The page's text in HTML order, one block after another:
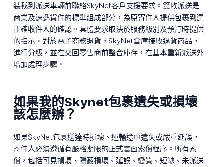
裝載到派送車輛前聯絡SkyNet客戶支援要求。簽收派送是
商業及速遞貨件的標準組成部分，為原寄件人提供包裹到達
正確收件人的確認。具體要求取決於服務級別及預訂時提供
的指示。對於電子商務退貨，SkyNet倉庫接收退貨商品，
進行分級，並在交回零售商前整合庫存，在基本重新派送外
增加處理步驟。
如果我的Skynet包裹遺失或損壞
該怎麼辦？
如果SkyNet包裹送達時損壞、運輸途中遺失或嚴重延誤，
寄件人必須遵循有嚴格期限的正式書面索償程序。所有索
償，包括可見損壞、隱蔽損壞、延誤、變質、短缺、未派送